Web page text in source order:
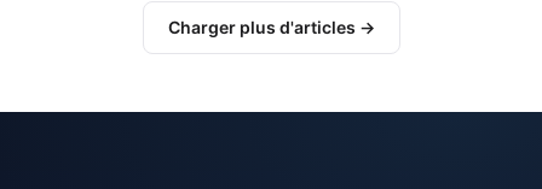
Charger plus d'articles →